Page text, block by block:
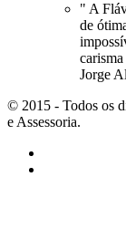
" A
de
Jorge
© 2015 - Todos os
e Assessoria.